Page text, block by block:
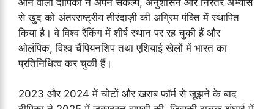
से खुद को अंतरराष्ट्रीय तीरंदाज़ी की अग्रिम पंक्ति में स्थापित
किया है। वे विश्व रैंकिंग में शीर्ष स्थान पर रह चुकी हैं और
ओलंपिक, विश्व चैंपियनशिप तथा एशियाई खेलों में भारत का
प्रतिनिधित्व कर चुकी हैं।
2023 और 2024 में चोटों और खराब फॉर्म से जूझने के बाद